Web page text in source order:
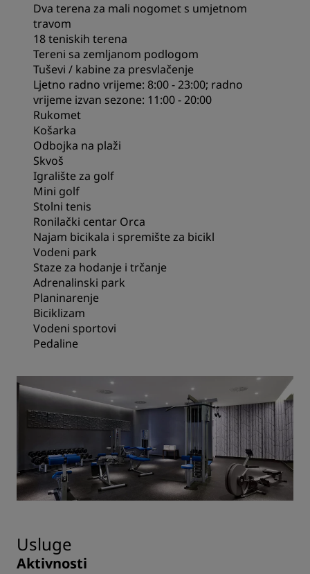
Dva terena za mali nogomet s umjetnom
travom
18 teniskih terena
Tereni sa zemljanom podlogom
Tuševi / kabine za presvlačenje
Ljetno radno vrijeme: 8:00 - 23:00; radno
vrijeme izvan sezone: 11:00 - 20:00
Rukomet
Košarka
Odbojka na plaži
Skvoš
Igralište za golf
Mini golf
Stolni tenis
Ronilački centar Orca
Najam bicikala i spremište za bicikl
Vodeni park
Staze za hodanje i trčanje
Adrenalinski park
Planinarenje
Biciklizam
Vodeni sportovi
Pedaline
Usluge
Aktivnosti